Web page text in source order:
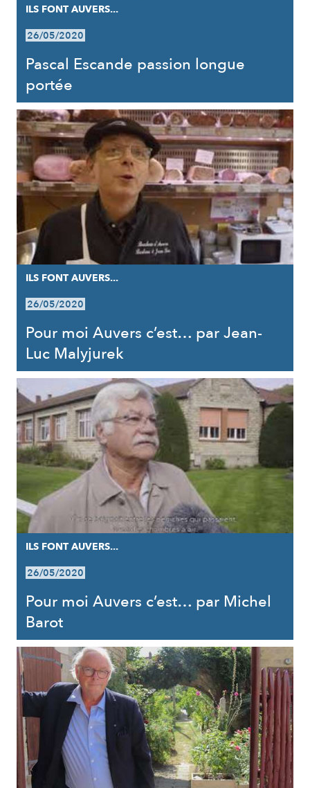
ILS FONT AUVERS...
26/05/2020
Pascal Escande passion longue
portée
ILS FONT AUVERS...
26/05/2020
Pour moi Auvers c’est… par Jean-
Luc Malyjurek
ILS FONT AUVERS...
26/05/2020
Pour moi Auvers c’est… par Michel
Barot